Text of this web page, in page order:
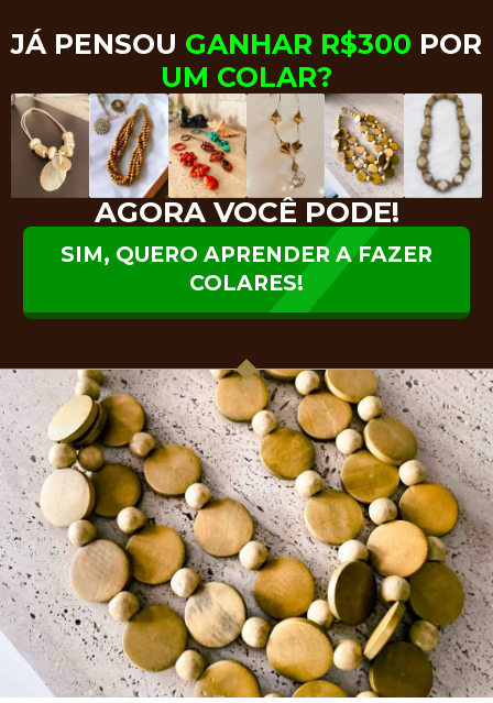
JÁ PENSOU GANHAR R$300 POR
UM COLAR?
AGORA VOCÊ PODE!
SIM, QUERO APRENDER A FAZER
COLARES!